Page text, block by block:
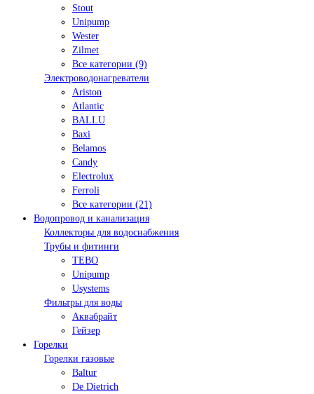
Stout
Unipump
Wester
Zilmet
Все категории (9)
Электроводонагреватели
Ariston
Atlantic
BALLU
Baxi
Belamos
Candy
Electrolux
Ferroli
Все категории (21)
Водопровод и канализация
Коллекторы для водоснабжения
Трубы и фитинги
TEBO
Unipump
Usystems
Фильтры для воды
Аквабрайт
Гейзер
Горелки
Горелки газовые
Baltur
De Dietrich